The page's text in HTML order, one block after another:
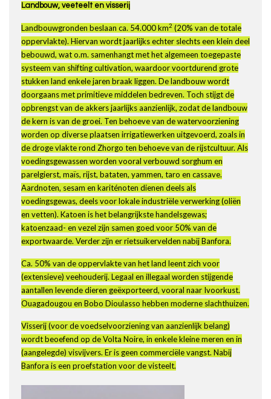
Landbouw, veeteelt en visserij
Landbouwgronden beslaan ca. 54.000 km2 (20% van de totale
oppervlakte). Hiervan wordt jaarlijks echter slechts een klein deel
bebouwd, wat o.m. samenhangt met het algemeen toegepaste
systeem van shifting cultivation, waardoor voortdurend grote
stukken land enkele jaren braak liggen. De landbouw wordt
doorgaans met primitieve middelen bedreven. Toch stijgt de
opbrengst van de akkers jaarlijks aanzienlijk, zodat de landbouw
de kern is van de groei. Ten behoeve van de watervoorziening
worden op diverse plaatsen irrigatiewerken uitgevoerd, zoals in
de droge vlakte rond Zhorgo ten behoeve van de rijstcultuur. Als
voedingsgewassen worden vooral verbouwd sorghum en
parelgierst, maïs, rijst, bataten, yammen, taro en cassave.
Aardnoten, sesam en kariténoten dienen deels als
voedingsgewas, deels voor lokale industriële verwerking (oliën
en vetten). Katoen is het belangrijkste handelsgewas;
katoenzaad- en vezel zijn samen goed voor 50% van de
exportwaarde. Verder zijn er rietsuikervelden nabij Banfora.
Ca. 50% van de oppervlakte van het land leent zich voor
(extensieve) veehouderij. Legaal en illegaal worden stijgende
aantallen levende dieren geëxporteerd, vooral naar Ivoorkust.
Ouagadougou en Bobo Dioulasso hebben moderne slachthuizen.
Visserij (voor de voedselvoorziening van aanzienlijk belang)
wordt beoefend op de Volta Noire, in enkele kleine meren en in
(aangelegde) visvijvers. Er is geen commerciële vangst. Nabij
Banfora is een proefstation voor de visteelt.